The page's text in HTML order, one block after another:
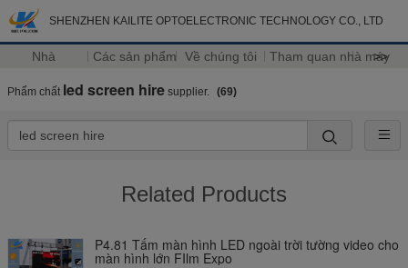
SHENZHEN KAILITE OPTOELECTRONIC TECHNOLOGY CO., LTD
Nhà Các sản phẩm Về chúng tôi Tham quan nhà máy
>>
Phẩm chất led screen hire supplier. (69)
Related Products
P4.81 Tấm màn hình LED ngoài trời tường video cho
màn hình lớn FIlm Expo